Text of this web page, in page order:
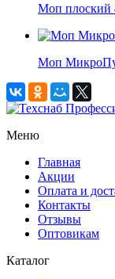
Моп плоский
Моп
Меню
Главная
Акции
Оплата и
Контакты
Отзывы
Оптовикам
Каталог